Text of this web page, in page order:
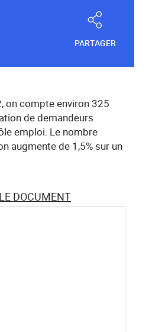
PARTAGER
on compte environ 325
de demandeurs
emploi. Le nombre
augmente de 1,5% sur un
DOCUMENT